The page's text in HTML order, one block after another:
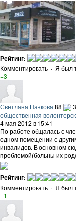
Рейтинг:
Комментировать · Я был
+3
Светлана Панкова88
общественная
4 мая 2012 в 15:41
По работе общалась с
одном помещении с
инвалидов. В основном
проблемой(больны их
Рейтинг:
Комментировать · Я был
+1